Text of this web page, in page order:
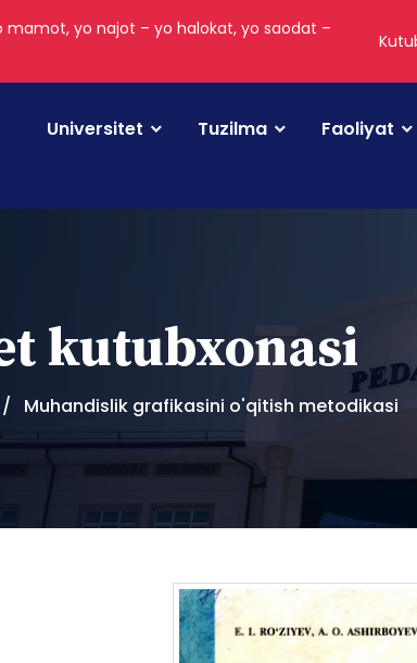
mamot, yo najot – yo halokat, yo saodat –
Universitet Tuzilma Faoliyat
kutubxonasi
Muhandislik grafikasini o'qitish metodikasi